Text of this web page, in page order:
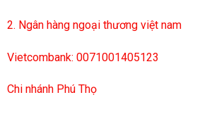
2. Ngân hàng ngoại thương việt nam
Vietcombank: 0071001405123
Chi nhánh Phú Thọ